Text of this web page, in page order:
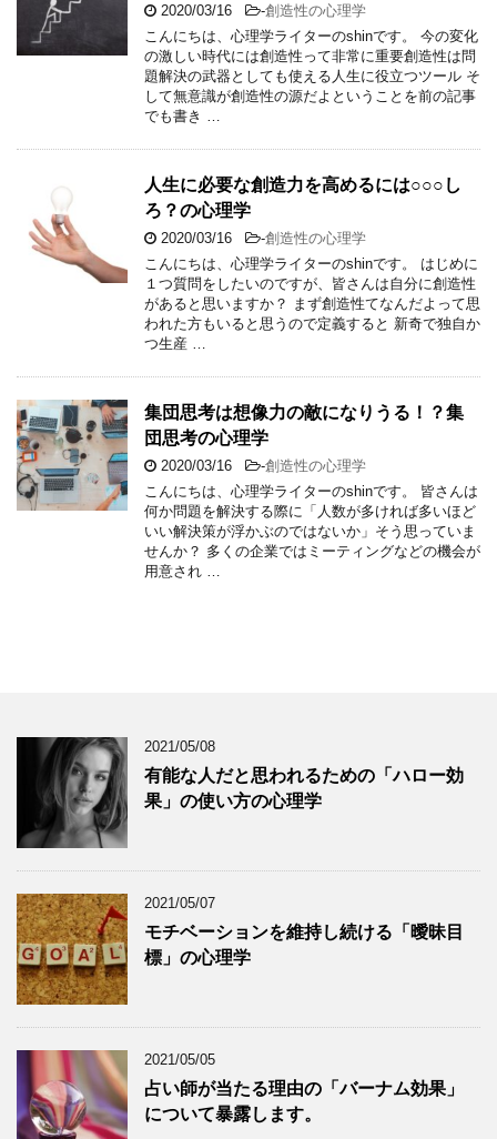
2020/03/16 -創造性の心理学
こんにちは、心理学ライターのshinです。 今の変化
の激しい時代には創造性って非常に重要創造性は問
題解決の武器としても使える人生に役立つツール そ
して無意識が創造性の源だよということを前の記事
でも書き …
人生に必要な創造力を高めるには○○○し
ろ？の心理学
2020/03/16 -創造性の心理学
こんにちは、心理学ライターのshinです。 はじめに
１つ質問をしたいのですが、皆さんは自分に創造性
があると思いますか？ まず創造性てなんだよって思
われた方もいると思うので定義すると 新奇で独自か
つ生産 …
集団思考は想像力の敵になりうる！？集
団思考の心理学
2020/03/16 -創造性の心理学
こんにちは、心理学ライターのshinです。 皆さんは
何か問題を解決する際に「人数が多ければ多いほど
いい解決策が浮かぶのではないか」そう思っていま
せんか？ 多くの企業ではミーティングなどの機会が
用意され …
2021/05/08
有能な人だと思われるための「ハロー効
果」の使い方の心理学
2021/05/07
モチベーションを維持し続ける「曖昧目
標」の心理学
2021/05/05
占い師が当たる理由の「バーナム効果」
について暴露します。